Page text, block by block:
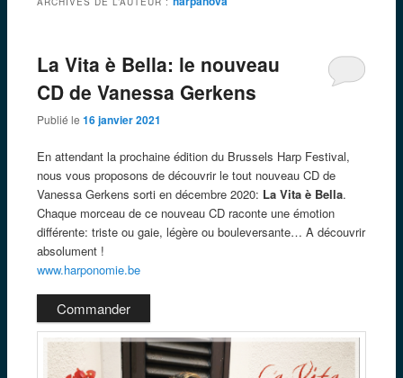
La Vita è Bella: le nouveau
CD de Vanessa Gerkens
Publié le 16 janvier 2021
En attendant la prochaine édition du Brussels Harp Festival,
nous vous proposons de découvrir le tout nouveau CD de
Vanessa Gerkens sorti en décembre 2020: La Vita è Bella.
Chaque morceau de ce nouveau CD raconte une émotion
différente: triste ou gaie, légère ou bouleversante… A découvrir
absolument !
www.harponomie.be
Commander